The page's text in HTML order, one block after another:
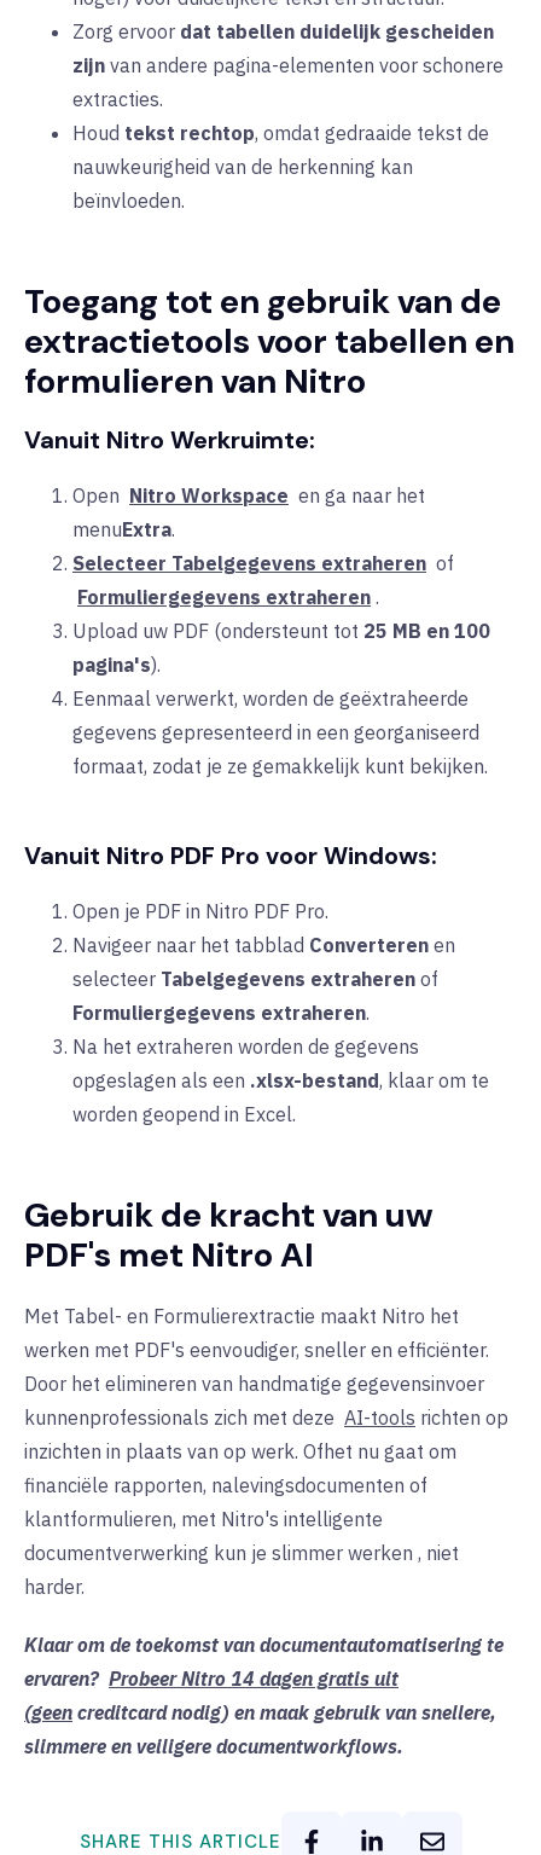
Zorg ervoor dat tabellen duidelijk gescheiden
zijn van andere pagina-elementen voor schonere
extracties.
Houd tekst rechtop, omdat gedraaide tekst de
nauwkeurigheid van de herkenning kan
beïnvloeden.
Toegang tot en gebruik van de
extractietools voor tabellen en
formulieren van Nitro
Vanuit Nitro Werkruimte:
Open Nitro Workspace en ga naar het
menuExtra.
Selecteer Tabelgegevens extraheren of
Formuliergegevens extraheren .
Upload uw PDF (ondersteunt tot 25 MB en 100
pagina's).
Eenmaal verwerkt, worden de geëxtraheerde
gegevens gepresenteerd in een georganiseerd
formaat, zodat je ze gemakkelijk kunt bekijken.
Vanuit Nitro PDF Pro voor Windows:
Open je PDF in Nitro PDF Pro.
Navigeer naar het tabblad Converteren en
selecteer Tabelgegevens extraheren of
Formuliergegevens extraheren.
Na het extraheren worden de gegevens
opgeslagen als een .xlsx-bestand, klaar om te
worden geopend in Excel.
Gebruik de kracht van uw
PDF's met Nitro AI
Met Tabel- en Formulierextractie maakt Nitro het
werken met PDF's eenvoudiger, sneller en efficiënter.
Door het elimineren van handmatige gegevensinvoer
kunnenprofessionals zich met deze AI-tools richten op
inzichten in plaats van op werk. Of het nu gaat om
financiële rapporten, nalevingsdocumenten of
klantformulieren, met Nitro's intelligente
documentverwerking kun je slimmer werken , niet
harder.
Klaar om de toekomst van documentautomatisering te
ervaren? Probeer Nitro 14 dagen gratis uit
(geen creditcard nodig) en maak gebruik van snellere,
slimmere en veiligere documentworkflows.
SHARE THIS ARTICLE